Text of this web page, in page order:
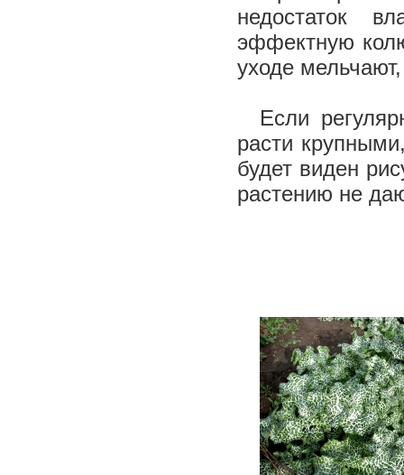
недостаток
эффектную
уходе
Если
расти
будет виден
растению не